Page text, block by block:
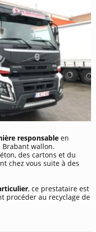
responsable en
wallon.
des cartons et du
chez vous suite à des
, ce prestataire est
procéder au recyclage de